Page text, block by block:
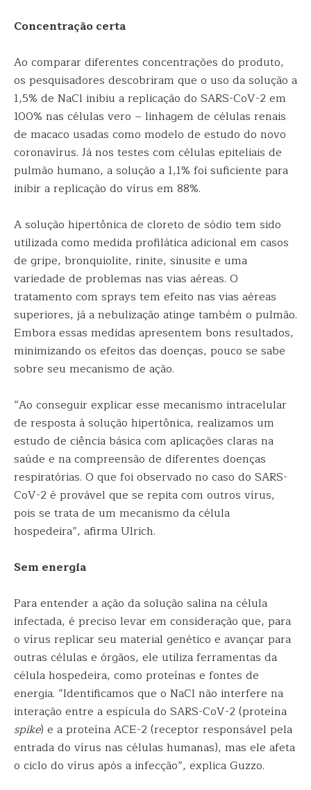
Concentração certa
Ao comparar diferentes concentrações do produto,
os pesquisadores descobriram que o uso da solução a
1,5% de NaCl inibiu a replicação do SARS-CoV-2 em
100% nas células vero – linhagem de células renais
de macaco usadas como modelo de estudo do novo
coronavírus. Já nos testes com células epiteliais de
pulmão humano, a solução a 1,1% foi suficiente para
inibir a replicação do vírus em 88%.
A solução hipertônica de cloreto de sódio tem sido
utilizada como medida profilática adicional em casos
de gripe, bronquiolite, rinite, sinusite e uma
variedade de problemas nas vias aéreas. O
tratamento com sprays tem efeito nas vias aéreas
superiores, já a nebulização atinge também o pulmão.
Embora essas medidas apresentem bons resultados,
minimizando os efeitos das doenças, pouco se sabe
sobre seu mecanismo de ação.
“Ao conseguir explicar esse mecanismo intracelular
de resposta à solução hipertônica, realizamos um
estudo de ciência básica com aplicações claras na
saúde e na compreensão de diferentes doenças
respiratórias. O que foi observado no caso do SARS-
CoV-2 é provável que se repita com outros vírus,
pois se trata de um mecanismo da célula
hospedeira”, afirma Ulrich.
Sem energia
Para entender a ação da solução salina na célula
infectada, é preciso levar em consideração que, para
o vírus replicar seu material genético e avançar para
outras células e órgãos, ele utiliza ferramentas da
célula hospedeira, como proteínas e fontes de
energia. “Identificamos que o NaCl não interfere na
interação entre a espícula do SARS-CoV-2 (proteína
spike) e a proteína ACE-2 (receptor responsável pela
entrada do vírus nas células humanas), mas ele afeta
o ciclo do vírus após a infecção”, explica Guzzo.